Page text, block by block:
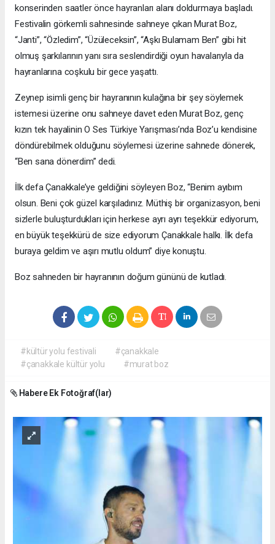
konserinden saatler önce hayranları alanı doldurmaya başladı.
Festivalin görkemli sahnesinde sahneye çıkan Murat Boz,
“Janti”, “Özledim”, “Üzüleceksin”, “Aşkı Bulamam Ben” gibi hit
olmuş şarkılarının yanı sıra seslendirdiği oyun havalarıyla da
hayranlarına coşkulu bir gece yaşattı.
Zeynep isimli genç bir hayranının kulağına bir şey söylemek
istemesi üzerine onu sahneye davet eden Murat Boz, genç
kızın tek hayalinin O Ses Türkiye Yarışması’nda Boz’u kendisine
döndürebilmek olduğunu söylemesi üzerine sahnede dönerek,
“Ben sana dönerdim” dedi.
İlk defa Çanakkale’ye geldiğini söyleyen Boz, “Benim ayıbım
olsun. Beni çok güzel karşıladınız. Müthiş bir organizasyon, beni
sizlerle buluşturdukları için herkese ayrı ayrı teşekkür ediyorum,
en büyük teşekkürü de size ediyorum Çanakkale halkı. İlk defa
buraya geldim ve aşırı mutlu oldum” diye konuştu.
Boz sahneden bir hayranının doğum gününü de kutladı.
#kültür yolu festivali
#çanakkale
#çanakkale kültür yolu
#murat boz
Habere Ek Fotoğraf(lar)